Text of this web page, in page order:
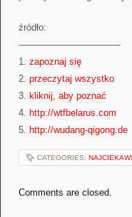
źródło:
———————————
1. zapoznaj się
2. przeczytaj wszystko
3. kliknij, aby poznać
4. http://wtfbelarus.com
5. http://wudang-qigong.de
CATEGORIES:
Comments are closed.